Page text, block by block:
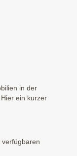
in der
ein kurzer